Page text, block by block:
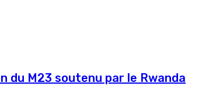
du M23 soutenu par le Rwanda